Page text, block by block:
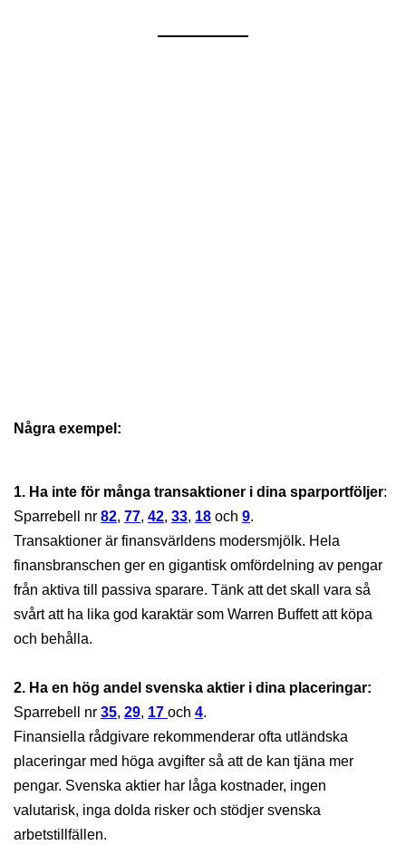
Några exempel:
1. Ha inte för många transaktioner i dina sparportföljer:
Sparrebell nr82,77,42,33, 18 och9.
Transaktioner är finansvärldens modersmjölk. Hela
finansbranschen ger en gigantisk omfördelning av pengar
från aktiva till passiva sparare. Tänk att det skall vara så
svårt att ha lika god karaktär som Warren Buffett att köpa
och behålla.
2. Ha en hög andel svenska aktier i dina placeringar:
Sparrebell nr35,29, 17och4.
Finansiella rådgivare rekommenderar ofta utländska
placeringar med höga avgifter så att de kan tjäna mer
pengar. Svenska aktier har låga kostnader, ingen
valutarisk, inga dolda risker och stödjer svenska
arbetstillfällen.